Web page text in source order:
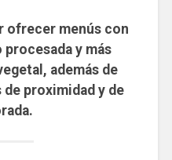
ofrecer menús con
procesada y más
además de
proximidad y de